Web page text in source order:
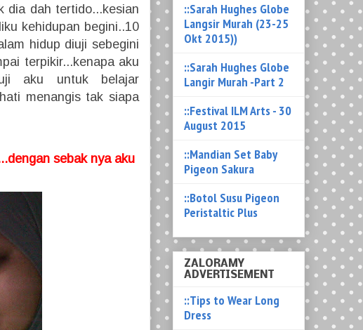
dia dah tertido...kesian
kehidupan begini..10
hidup diuji sebegini
terpikir...kenapa aku
aku untuk belajar
menangis tak siapa
sebak nya aku
::Sarah Hughes Globe
Langsir Murah (23-25
Okt 2015))
::Sarah Hughes Globe
Langir Murah -Part 2
::Festival ILM Arts - 30
August 2015
::Mandian Set Baby
Pigeon Sakura
::Botol Susu Pigeon
Peristaltic Plus
ZALORAMY
ADVERTISEMENT
::Tips to Wear Long
Dress